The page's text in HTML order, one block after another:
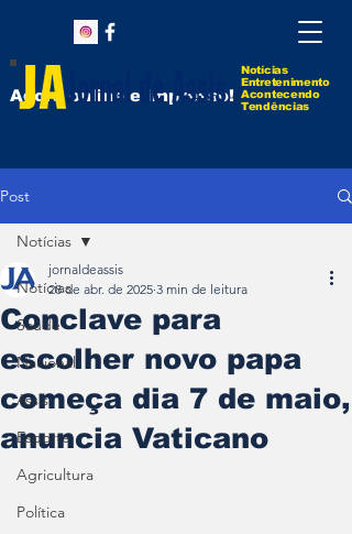
Notícias
Entretenimento
Acontecendo
Tendências
Agora online e impresso!
Post
Notícias
Saúde
Nacional
Assis
Esporte
Agricultura
Política
Notícias
Conclave para
escolher novo papa
começa dia 7 de maio,
anuncia Vaticano
jornaldeassis
28 de abr. de 2025 3 min de leitura